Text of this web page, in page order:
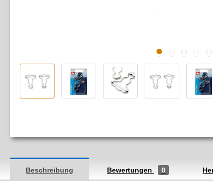
Beschreibung Bewertungen 0